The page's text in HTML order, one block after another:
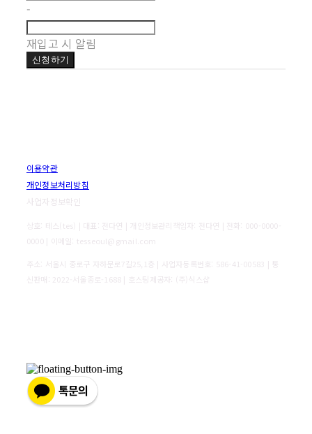
-
재입고 시 알림
신청하기
이용약관
개인정보처리방침
사업자정보확인
상호: 테스(tes) | 대표: 전다연 | 개인정보관리책임자: 전다연 | 전화: 000-0000-
0000 | 이메일: tesseoul@gmail.com
주소: 서울시 종로구 자하문로7길25,1층 | 사업자등록번호: 586-41-00583 | 통
신판매:
2022-서울종로-1688 | 호스팅제공자: (주)식스샵